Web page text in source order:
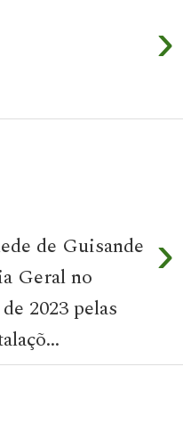
›
›
de Guisande
Geral no
2023 pelas